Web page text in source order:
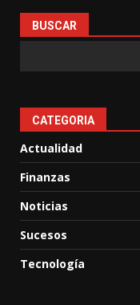
BUSCAR
CATEGORIA
Actualidad
Finanzas
Noticias
Sucesos
Tecnología